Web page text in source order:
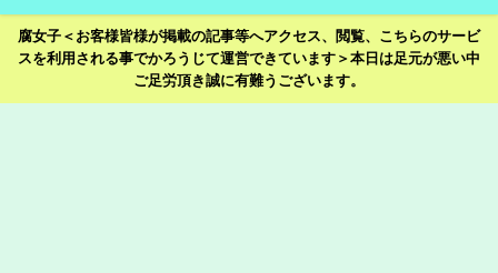
腐女子＜お客様皆様が掲載の記事等へアクセス、閲覧、こちらのサービ
スを利用される事でかろうじて運営できています＞本日は足元が悪い中
ご足労頂き誠に有難うございます。